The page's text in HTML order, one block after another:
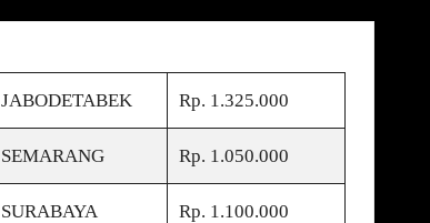
JABODETABEK Rp. 1.325.000
SEMARANG Rp. 1.050.000
SURABAYA Rp. 1.100.000